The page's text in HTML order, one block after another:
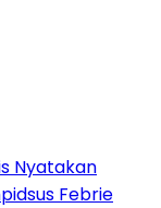
Nyatakan
Febrie